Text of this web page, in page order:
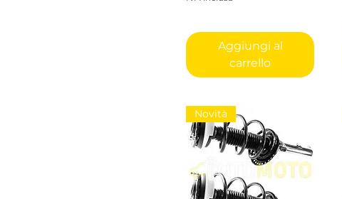
Aggiungi al
carrello
Novità